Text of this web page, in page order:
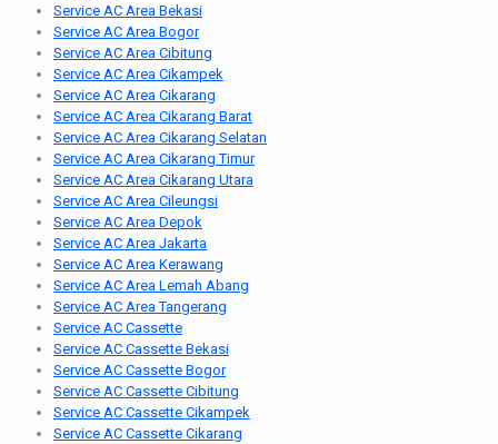
Service AC Area Bekasi
Service AC Area Bogor
Service AC Area Cibitung
Service AC Area Cikampek
Service AC Area Cikarang
Service AC Area Cikarang Barat
Service AC Area Cikarang Selatan
Service AC Area Cikarang Timur
Service AC Area Cikarang Utara
Service AC Area Cileungsi
Service AC Area Depok
Service AC Area Jakarta
Service AC Area Kerawang
Service AC Area Lemah Abang
Service AC Area Tangerang
Service AC Cassette
Service AC Cassette Bekasi
Service AC Cassette Bogor
Service AC Cassette Cibitung
Service AC Cassette Cikampek
Service AC Cassette Cikarang